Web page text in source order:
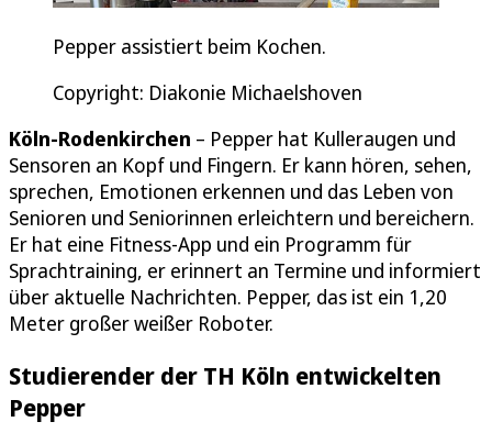
Pepper assistiert beim Kochen.
Copyright: Diakonie Michaelshoven
Köln-Rodenkirchen – Pepper hat Kulleraugen und
Sensoren an Kopf und Fingern. Er kann hören, sehen,
sprechen, Emotionen erkennen und das Leben von
Senioren und Seniorinnen erleichtern und bereichern.
Er hat eine Fitness-App und ein Programm für
Sprachtraining, er erinnert an Termine und informiert
über aktuelle Nachrichten. Pepper, das ist ein 1,20
Meter großer weißer Roboter.
Studierender der TH Köln entwickelten
Pepper